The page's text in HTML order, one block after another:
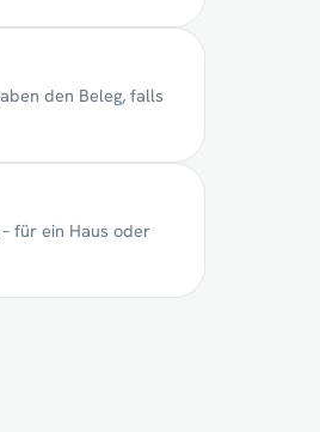
den Beleg, falls
für ein Haus oder